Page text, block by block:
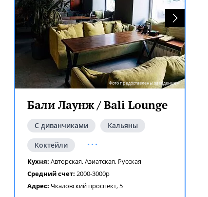
Фото предоставлены заведением
Бали Лаунж / Bali Lounge
С диванчиками Кальяны
Коктейли ...
Кухня: Авторская,Азиатская, Русская
Средний счет: 2000-3000р
Адрес: Чкаловский проспект, 5